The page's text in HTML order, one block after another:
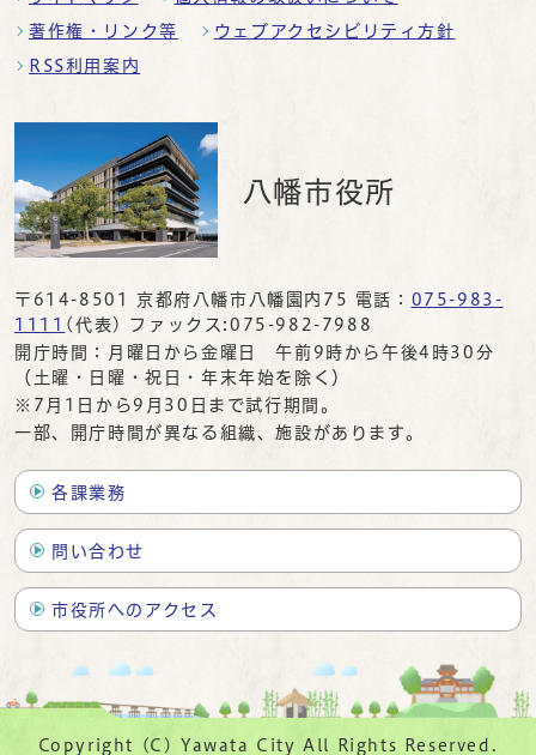
著作権・リンク等 ウェブアクセシビリティ方針
RSS利用案内
八幡市役所
〒614-8501 京都府八幡市八幡園内75 電話： 075-983-
1111 (代表) ファックス:075-982-7988
開庁時間：月曜日から金曜日 午前9時から午後4時30分
（土曜・日曜・祝日・年末年始を除く）
※7月1日から9月30日まで試行期間。
一部、開庁時間が異なる組織、施設があります。
各課業務
問い合わせ
市役所へのアクセス
Copyright (C) Yawata City All Rights Reserved.